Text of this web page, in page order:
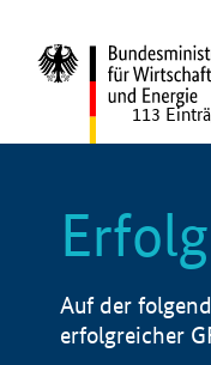
113
Auf der
erfolgreicher